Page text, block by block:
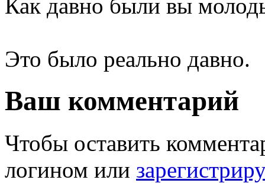
Как давно были вы
Это было реально давно.
Ваш комментарий
Чтобы оставить
логином или